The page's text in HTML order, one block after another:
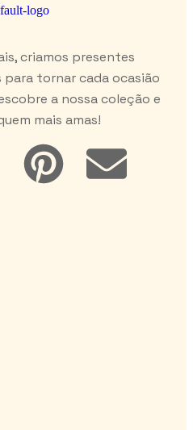
criamos presentes
tornar cada ocasião
a nossa coleção e
mais amas!